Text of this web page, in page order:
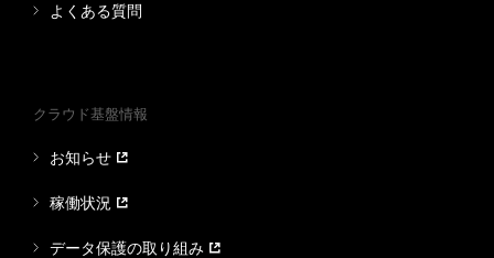
よくある質問
クラウド基盤情報
お知らせ
稼働状況
データ保護の取り組み